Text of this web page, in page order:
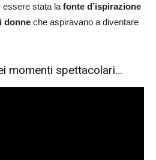
essere stata la fonte d’ispirazione
donne che aspiravano a diventare
momenti spettacolari…